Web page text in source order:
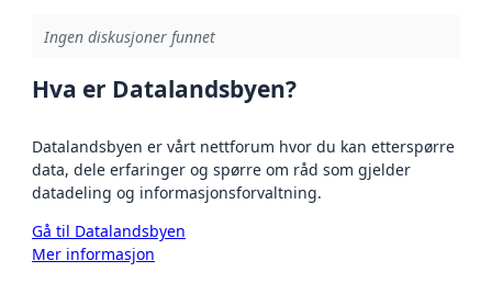
Ingen diskusjoner funnet
Hva er Datalandsbyen?
Datalandsbyen er vårt nettforum hvor du kan etterspørre
data, dele erfaringer og spørre om råd som gjelder
datadeling og informasjonsforvaltning.
Gå til Datalandsbyen
Mer informasjon